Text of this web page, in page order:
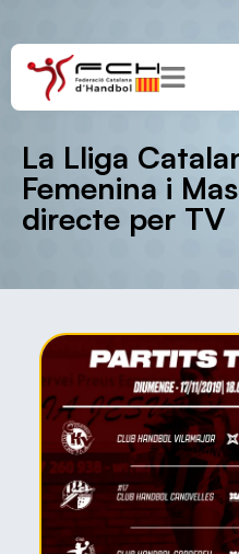
La Lliga
Femenina i
directe per TV